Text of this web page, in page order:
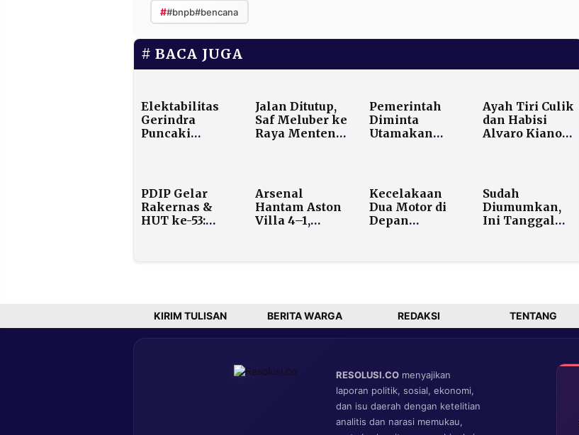
##bnpb#bencana
BACA JUGA
Elektabilitas
Gerindra
Puncaki
Puas dengan
Program
Prioritas
Presiden
Jalan Ditutup,
Saf Meluber ke
Raya Menteng:
Jakarta
Pemerintah
Diminta
Utamakan
Eskalasi
Kekerasan
Ayah Tiri Culik
dan Habisi
Alvaro Kiano
Janji Mainan
PDIP Gelar
Rakernas &
HUT ke-53:
Nasional
Arsenal
Hantam Aston
Villa 4–1,
Kecelakaan
Dua Motor di
Depan
Puskesmas
Sudah
Diumumkan,
Ini Tanggal
KIRIM TULISAN BERITA WARGA REDAKSI TENTANG
RESOLUSI.CO menyajikan
laporan politik, sosial, ekonomi,
dan isu daerah dengan ketelitian
analitis dan narasi memukau,